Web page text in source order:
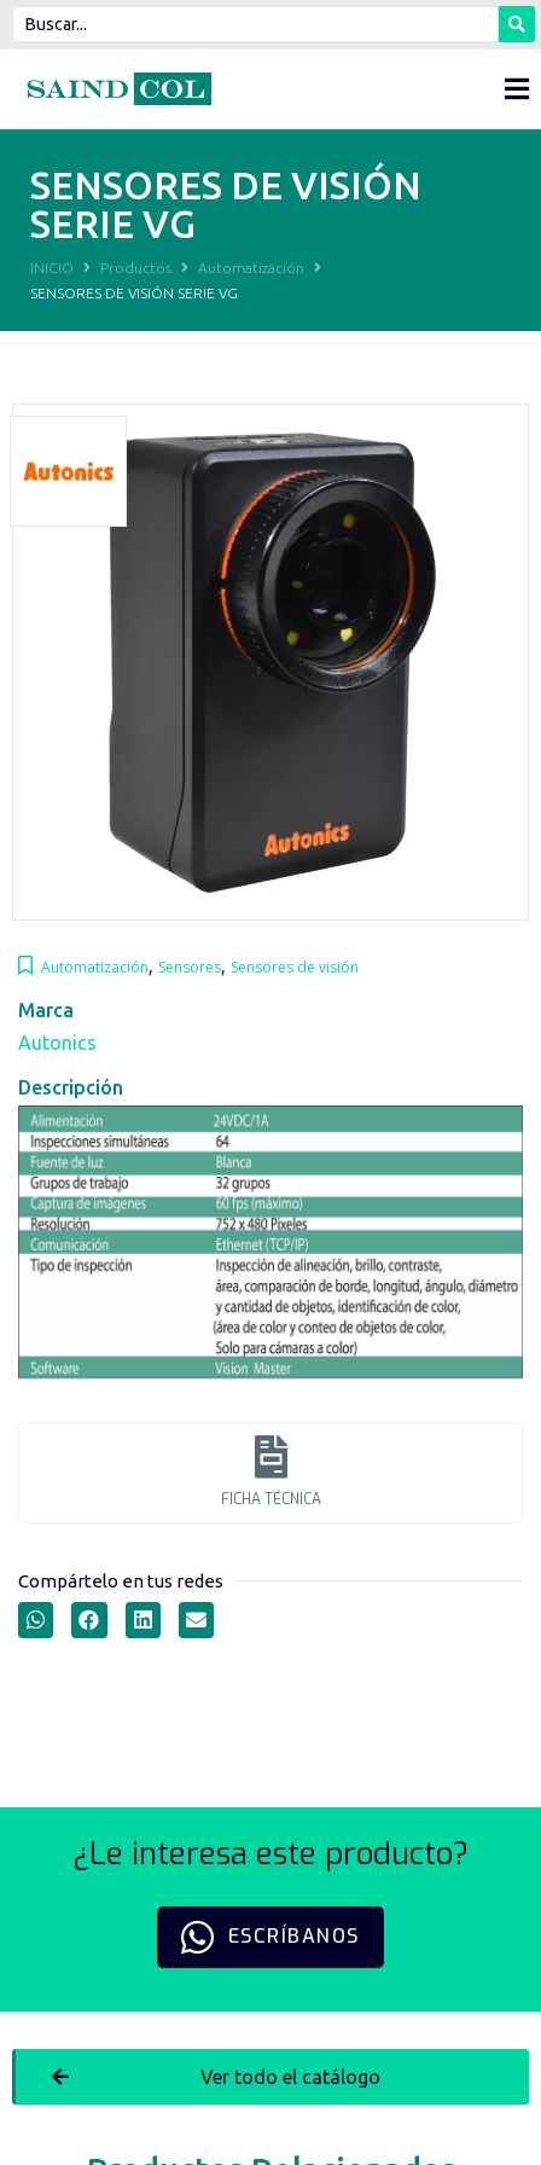
SENSORES DE VISIÓN
SERIE VG
INICIO Productos
Automatización
SENSORES DE VISIÓN SERIE VG
Automatización, Sensores, Sensores de visión
Marca
Autonics
Descripción
FICHA TÉCNICA
Compártelo en tus redes
¿Le interesa este producto?
ESCRÍBANOS
Ver todo el catálogo